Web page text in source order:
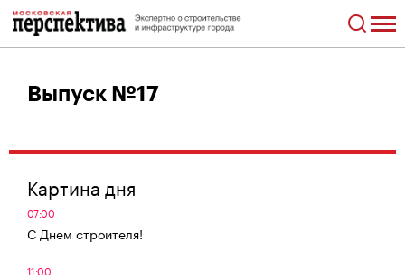
Выпуск №17
Картина дня
07:00
С Днем строителя!
11:00